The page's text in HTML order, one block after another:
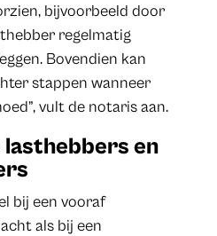
bijvoorbeeld door
regelmatig
Bovendien kan
stappen wanneer
vult de notaris aan.
en
bij een vooraf
als bij een